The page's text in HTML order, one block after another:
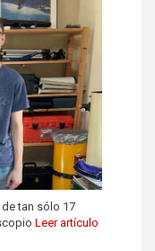
tan sólo 17
Leer artículo